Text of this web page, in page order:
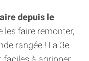
depuis le
les faire remonter,
rangée ! La 3e